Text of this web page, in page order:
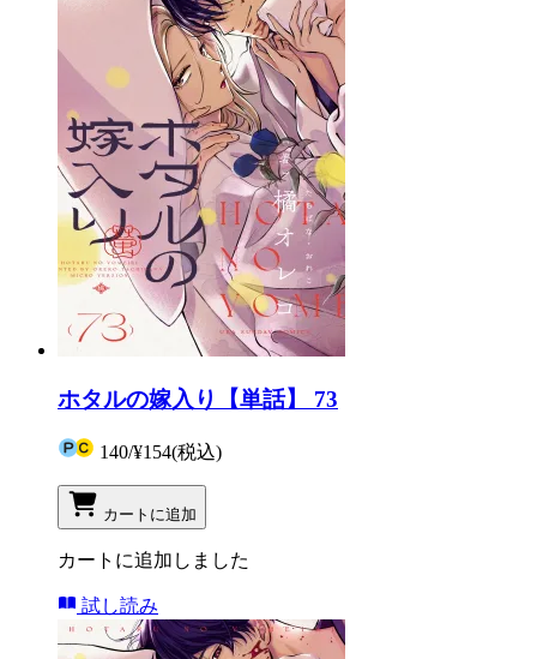
ホタルの嫁入り【単話】 73
140/¥154(税込)
カートに追加
カートに追加しました
試し読み